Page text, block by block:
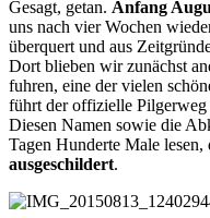
Gesagt, getan. Anfang
uns nach vier Wochen
überquert und aus
Dort blieben wir zunächst
fuhren, eine der vielen
führt der offizielle
Diesen Namen sowie die
Tagen Hunderte Male lesen,
ausgeschildert.